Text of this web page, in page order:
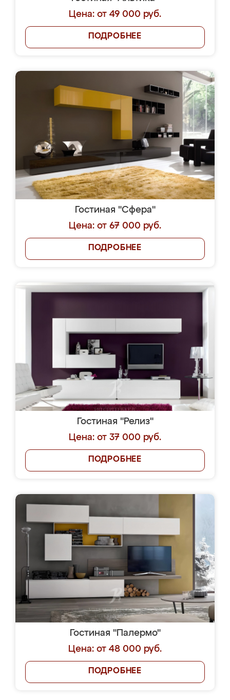
Цена: от 49 000 руб.
ПОДРОБНЕЕ
Гостиная "Сфера"
Цена: от 67 000 руб.
ПОДРОБНЕЕ
Гостиная "Релиз"
Цена: от 37 000 руб.
ПОДРОБНЕЕ
Гостиная "Палермо"
Цена: от 48 000 руб.
ПОДРОБНЕЕ